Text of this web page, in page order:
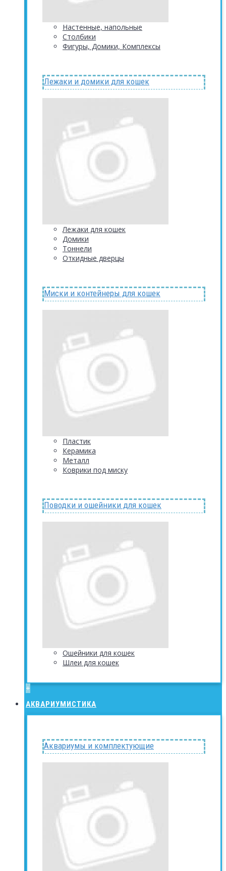
Настенные, напольные
Столбики
Фигуры, Домики, Комплексы
Лежаки и домики для кошек
Лежаки для кошек
Домики
Тоннели
Откидные дверцы
Миски и контейнеры для кошек
Пластик
Керамика
Металл
Коврики под миску
Поводки и ошейники для кошек
Ошейники для кошек
Шлеи для кошек
+
АКВАРИУМИСТИКА
Аквариумы и комплектующие